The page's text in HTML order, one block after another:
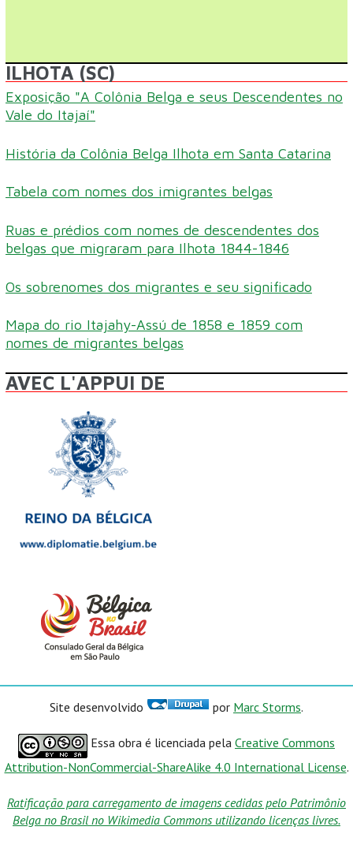
ILHOTA (SC)
Exposição "A Colônia Belga e seus Descendentes no
Vale do Itajaí"
História da Colônia Belga Ilhota em Santa Catarina
Tabela com nomes dos imigrantes belgas
Ruas e prédios com nomes de descendentes dos
belgas que migraram para Ilhota 1844-1846
Os sobrenomes dos migrantes e seu significado
Mapa do rio Itajahy-Assú de 1858 e 1859 com
nomes de migrantes belgas
AVEC L'APPUI DE
Site desenvolvido por Marc Storms.
Essa obra é licenciada pela Creative Commons
Attribution-NonCommercial-ShareAlike 4.0 International License.
Ratificação para carregamento de imagens cedidas pelo Patrimônio
Belga no Brasil no Wikimedia Commons utilizando licenças livres.